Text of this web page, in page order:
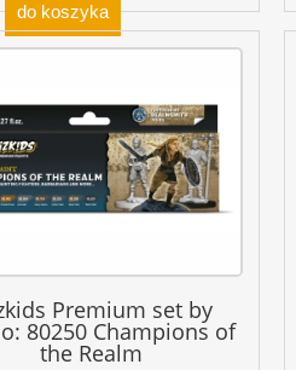
do koszyka
Premium set by
80250 Champions of
the Realm